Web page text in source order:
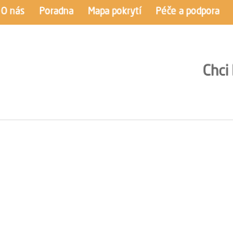
O nás Poradna Mapa pokrytí Péče a podpora
Chci